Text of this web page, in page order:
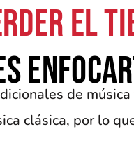
el
de música
clásica, por lo